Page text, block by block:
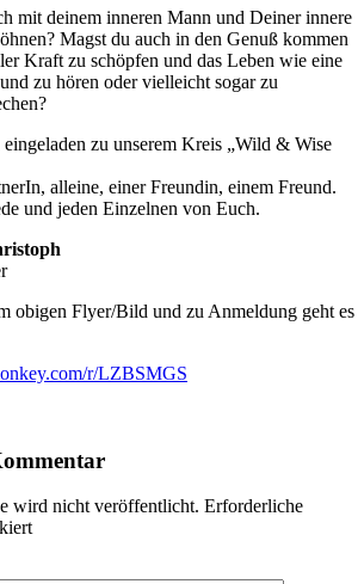
mit deinem inneren Mann und Deiner innere
Magst du auch in den Genuß kommen
Kraft zu schöpfen und das Leben wie eine
zu hören oder vielleicht sogar zu
zu unserem Kreis „Wild & Wise
alleine, einer Freundin, einem Freund.
und jeden Einzelnen von Euch.
obigen Flyer/Bild und zu Anmeldung geht es
r/LZBSMGS
wird nicht veröffentlicht. Erforderliche